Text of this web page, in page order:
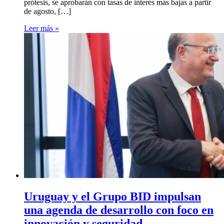
prótesis, se aprobarán con tasas de interés más bajas a partir
de agosto, […]
Leer más »
Uruguay y el Grupo BID impulsan
una agenda de desarrollo con foco en